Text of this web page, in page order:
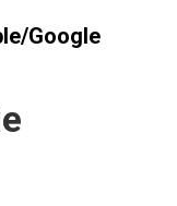
Google